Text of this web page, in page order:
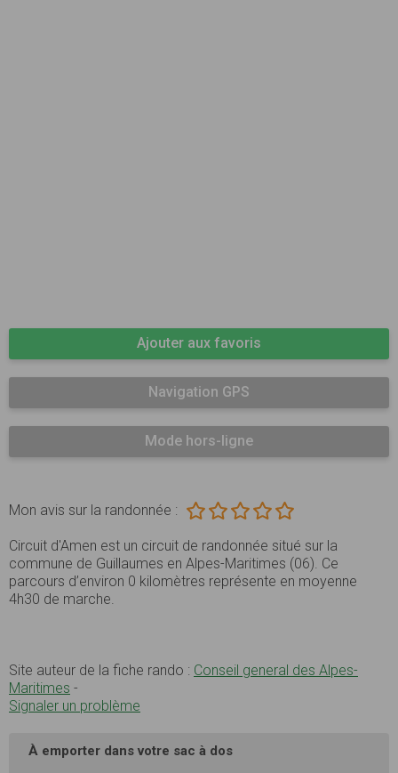
Ajouter aux favoris
Navigation GPS
Mode hors-ligne
Mon avis sur la randonnée :
Circuit d'Amen est un circuit de randonnée situé sur la
commune de Guillaumes en Alpes-Maritimes (06). Ce
parcours d’environ 0 kilomètres représente en moyenne
4h30 de marche.
Site auteur de la fiche rando : Conseil general des Alpes-
Maritimes -
Signaler un problème
À emporter dans votre sac à dos